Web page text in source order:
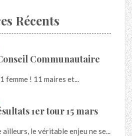
Récents
Communautaire
femme ! 11 maires et...
1er tour 15 mars
ailleurs, le véritable enjeu ne se...